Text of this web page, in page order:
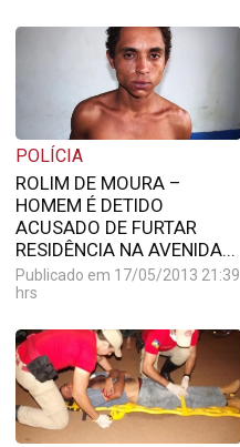
POLÍCIA
ROLIM DE MOURA –
HOMEM É DETIDO
ACUSADO DE FURTAR
RESIDÊNCIA NA AVENIDA...
Publicado em 17/05/2013 21:39
hrs